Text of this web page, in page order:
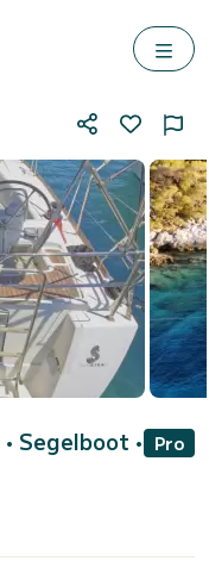
• Segelboot • Pro